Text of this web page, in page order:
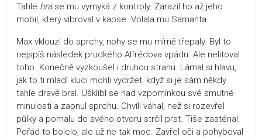
Tahle hrase mu vymyká z kontroly. Zarazil ho až jeho
mobil, který vibroval v kapse. Volala mu Samanta.
Max vklouzl do sprchy, nohy se mu mírně třepaly. Byl to
nejspíš následek prudkého Alfrédova vpádu. Ale nelitoval
toho. Konečně vyzkoušel i druhou stranu. Lámal si hlavu,
jak to ti mladí kluci mohli vydržet, když si je sám někdy
tahle dravě bral. Ušklíbl se nad vzpomínkou své smutné
minulosti a zapnul sprchu. Chvíli váhal, než si rozevřel
půlky a pomalu do svého otvoru strčil prst. Tiše zasténal.
Pořád to bolelo, ale už ne tak moc. Zavřel oči a pohyboval